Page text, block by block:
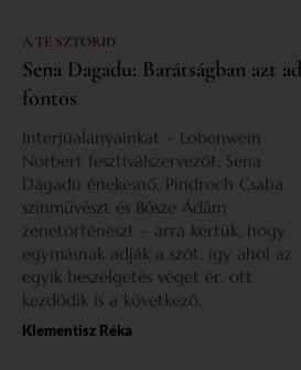
A TE SZTORID
Sena Dagadu: Barátságban azt
fontos
Interjúalanyainkat – Lobenwein
Norbert fesztiválszervezőt, Sena
Dagadu énekesnő, Pindroch Csaba
színművészt és Bősze Ádám
zenetörténészt – arra kértük, hogy
egymásnak adják a szót, így ahol az
egyik beszélgetés véget ér, ott
kezdődik is a következő.
Klementisz Réka